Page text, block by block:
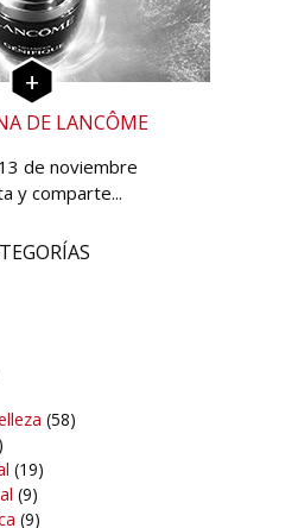
DE LANCÔME
de noviembre
y comparte...
(58)
(19)
(9)
(9)